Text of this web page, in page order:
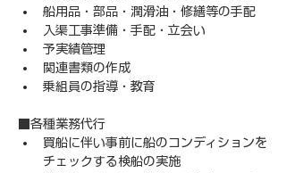
船用品・部品・潤滑油・修繕等の手配
入渠工事準備・手配・立会い
予実績管理
関連書類の作成
乗組員の指導・教育
■各種業務代行
買船に伴い事前に船のコンディションを
チェックする検船の実施